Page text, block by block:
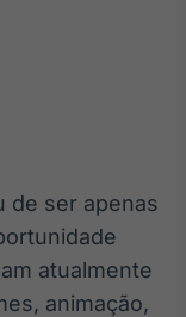
de ser apenas
atualmente
animação,